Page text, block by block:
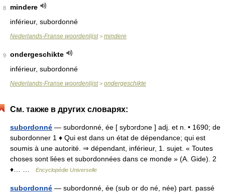
8
mindere
inférieur, subordonné
Nederlands-Franse woordenlijst> mindere
9
ondergeschikte
inférieur, subordonné
Nederlands-Franse woordenlijst> ondergeschikte
См. также в других словарях:
subordonné — subordonné, ée [ sybɔrdɔne ] adj. et n. • 1690; de
subordonner 1 ♦ Qui est dans un état de dépendance; qui est
soumis à une autorité. ⇒ dépendant, inférieur, 1. sujet. « Toutes
choses sont liées et subordonnées dans ce monde » (A. Gide). 2
♦… …
Encyclopédie Universelle
subordonné — subordonné, ée (sub or do né, née) part. passé